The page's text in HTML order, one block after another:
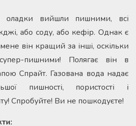
вийшли пишними, всі
або соду, або кефір. Однак є
він кращий за інші, оскільки
пишними! Полягає він в
Спрайт. Газована вода надає
пишності, пористості і
Спробуйте! Ви не пошкодуєте!